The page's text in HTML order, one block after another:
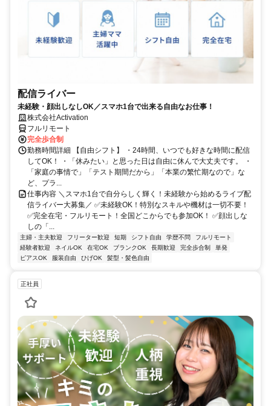
配信ライバー
未経験・顔出しなしOK／スマホ1台で出来る自由なお仕事！
株式会社Activation
フルリモート
完全歩合制
勤務時間詳細 【自由シフト】 ・24時間、いつでも好きな時間に配信
してOK！ ・「休みたい」と思った日は自由に休んで大丈夫です。 ・
「家庭の事情で」「テスト期間だから」「本業の繁忙期なので」な
ど、プラ...
仕事内容 ＼スマホ1台で自分らしく輝く！未経験から始めるライブ配
信ライバー大募集／ ✅未経験OK！特別なスキルや機材は一切不要！
✅完全在宅・フルリモート！全国どこからでも参加OK！ ✅顔出しな
しの「...
主婦・主夫歓迎 フリーター歓迎 短期 シフト自由 学歴不問
フルリモート
経験者歓迎
ネイルOK 在宅OK ブランクOK 長期歓迎 完全歩合制
単発
ピアスOK
服装自由 ひげOK 髪型・髪色自由
正社員